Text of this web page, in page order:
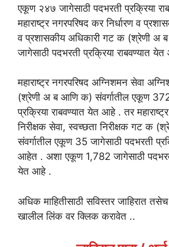
एकूण २४७ जागेसाठी पदभरती प्रक्रिया
महाराष्ट्र नगरपरिषद कर निर्धारण व
व प्रशासकीय अधिकारी गट क (श्रेणी
जागेसाठी पदभरती प्रक्रिया राबवण्यात
महाराष्ट्र नगरपरिषद अग्निशमन सेवा
(श्रेणी अ ब आणि क) संवर्गातील एकूण 372
प्रक्रिया राबवण्यात येत आहे . तर
निरीक्षक सेवा, स्वच्छता निरीक्षक गट क
संवर्गातील एकूण 35 जागेसाठी पदभरती
आहेत . अशा एकूण 1,782 जागेसाठी
येत आहे .
अधिक माहितीसाठी सविस्तर जाहिरात
खालील लिंक वर क्लिक करावेत ..